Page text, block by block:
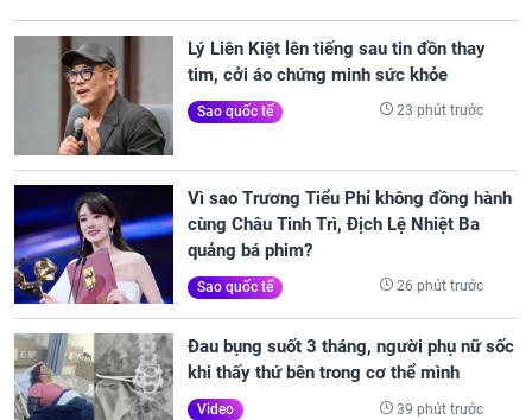
Lý Liên Kiệt lên tiếng sau tin đồn thay
tim, cởi áo chứng minh sức khỏe
Sao quốc tế 23 phút trước
Vì sao Trương Tiểu Phỉ không đồng hành
cùng Châu Tinh Trì, Địch Lệ Nhiệt Ba
quảng bá phim?
Sao quốc tế 26 phút trước
Đau bụng suốt 3 tháng, người phụ nữ sốc
khi thấy thứ bên trong cơ thể mình
Video 39 phút trước